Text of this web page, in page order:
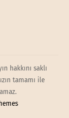
hakkını saklı
tamamı ile